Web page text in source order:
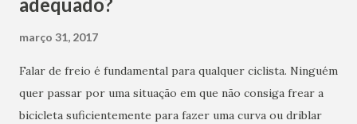
adequado?
março 31, 2017
Falar de freio é fundamental para qualquer ciclista. Ninguém
quer passar por uma situação em que não consiga frear a
bicicleta suficientemente para fazer uma curva ou driblar